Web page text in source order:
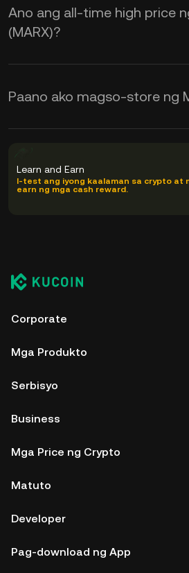
Ano ang all-time high price
(MARX)?
Paano ako magso-store ng
Learn and Earn
I-test ang iyong kaalaman sa crypto at
earn ng mga cash reward.
Corporate
Mga Produkto
Serbisyo
Business
Mga Price ng Crypto
Matuto
Developer
Pag-download ng App